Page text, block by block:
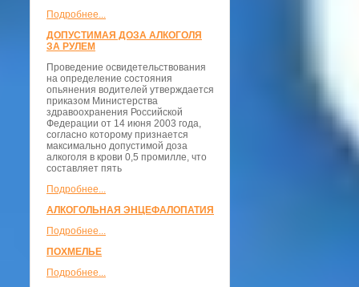
Подробнее...
ДОПУСТИМАЯ ДОЗА АЛКОГОЛЯ
ЗА РУЛЕМ
Проведение освидетельствования
на определение состояния
опьянения водителей утверждается
приказом Министерства
здравоохранения Российской
Федерации от 14 июня 2003 года,
согласно которому признается
максимально допустимой доза
алкоголя в крови 0,5 промилле, что
составляет пять
Подробнее...
АЛКОГОЛЬНАЯ ЭНЦЕФАЛОПАТИЯ
Подробнее...
ПОХМЕЛЬЕ
Подробнее...